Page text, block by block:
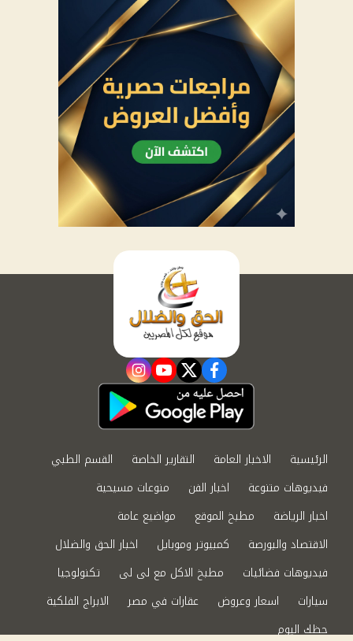
facebook
twitter
youtube
instagram
الرئيسية الاخبار العامة التقارير الخاصة
القسم الطبي
فيديوهات متنوعة
اخبار الفن
منوعات مسيحية
اخبار الرياضة
مطبخ الموقع
مواضيع عامة
الاقتصاد والبورصة
كمبيوتر وموبايل
اخبار الحق والضلال
فيديوهات فضائيات
مطبخ الاكل مع لى لى
تكنولوجيا
سيارات
اسعار وعروض عقارات في مصر
الابراج الفلكية
حظك اليوم